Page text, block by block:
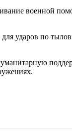
военной
ударов по